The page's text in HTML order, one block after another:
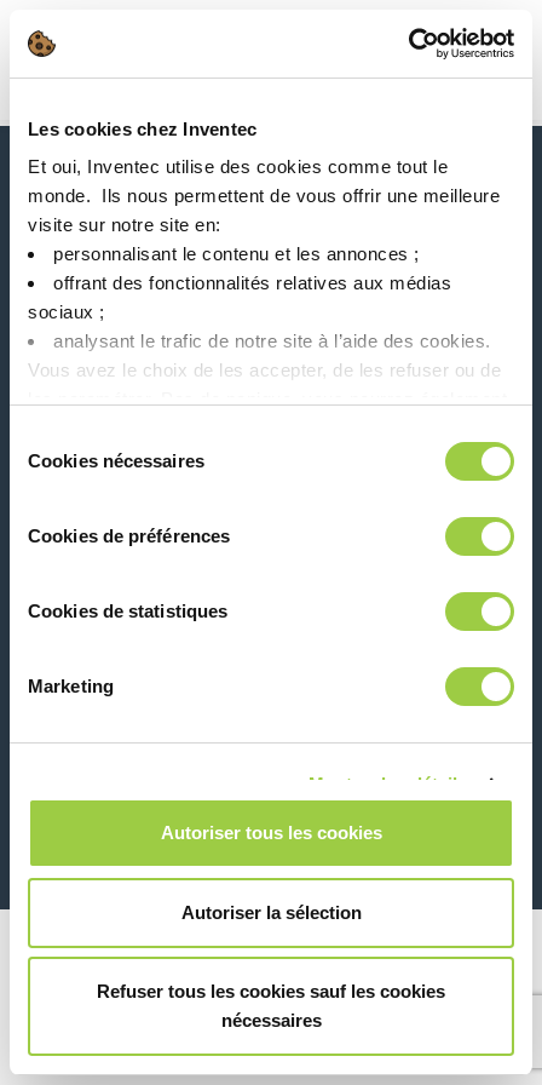
Les cookies chez Inventec
Et oui, Inventec utilise des cookies comme tout le
monde. ​ Ils nous permettent de vous offrir une meilleure
visite sur notre site en:​
personnalisant le contenu et les annonces ;​
offrant des fonctionnalités relatives aux médias
sociaux ; ​
analysant le trafic de notre site à l’aide des cookies.​
Vous avez le choix de les accepter, de les refuser ou de
cookies.​ ​ ​
duCookies nécessaires
Cookies de préférences
Cookies de statistiques
Marketing
Montrer les détails
Autoriser tous les cookies
Autoriser la sélection
Refuser tous les cookies sauf les cookies
nécessaires
搜索
首页 Product Processes 含铅
新闻、服务、产品、..
与我们的时事通讯保持联系！
Please leave
© Copyright 2026 法律信息和隐私声明